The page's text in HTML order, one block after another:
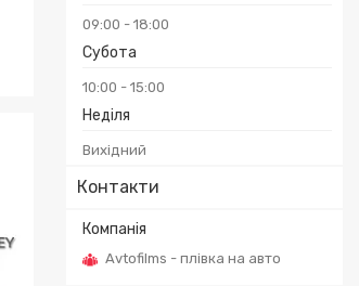
09:00 18:00
Субота
10:00 15:00
Неділя
Вихідний
Контакти
Avtofilms - плівка на авто